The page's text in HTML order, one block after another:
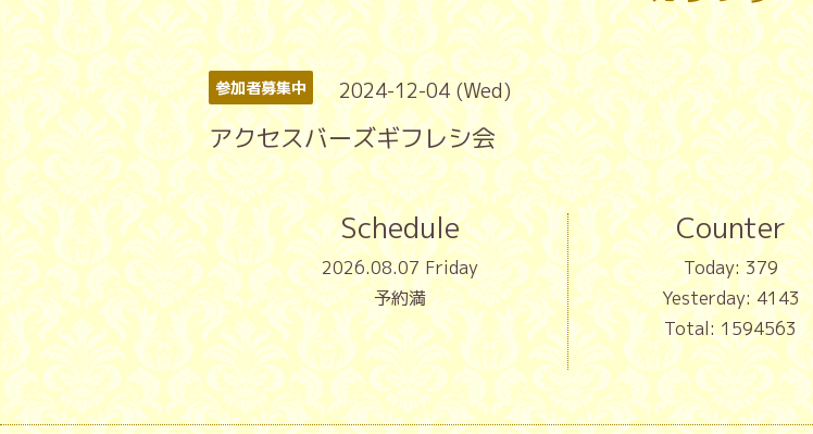
参加者募集中 2024-12-04 (Wed)
アクセスバーズギフレシ会
Schedule
2026.08.07 Friday
予約満
Counter
Today:379
Yesterday:4143
Total:1594563